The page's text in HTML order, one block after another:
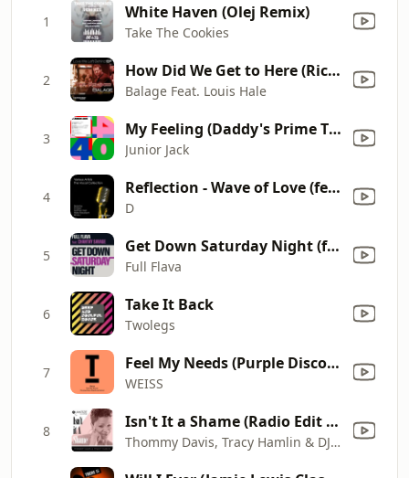
1 White Haven (Olej Remix)
Take The Cookies
2 How Did We Get to Here (Richard Earnshaw Mix)
Balage Feat. Louis Hale
3 My Feeling (Daddy's Prime Time Edit)
Junior Jack
4 Reflection - Wave of Love (feat. Christa) [Ralf GUM Main Vocal Mix]
D
5 Get Down Saturday Night (feat. Chantay Savage)
Full Flava
6 Take It Back
Twolegs
7 Feel My Needs (Purple Disco Machine Remix)
WEISS
8 Isn't It a Shame (Radio Edit Mix)
Thommy Davis, Tracy Hamlin & DJ Spen